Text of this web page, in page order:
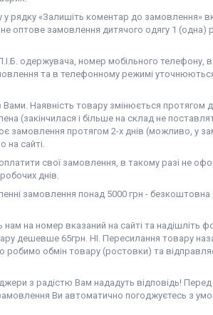
рядку «Залишіть коментар до замовлення»
оптове замовлення дитячого одягу 1 (одна)
одержувача, номер мобільного телефону,
та в телефонному режимі
Наявність товару змінюється протягом
(закінчилася і більше на склад не
замовлення протягом 2-х днів (можливо, у
сайті.
свої замовлення, в такому разі не
днів.
замовлення понад 5000 грн - безкоштовна
на номер вказаний на сайті та надішліть
дешевше 65грн. НІ. Пересилання товару
робимо обмін товару (ростовки) та
з радістю Вам нададуть відповідь!
Ви автоматично погоджуєтесь з